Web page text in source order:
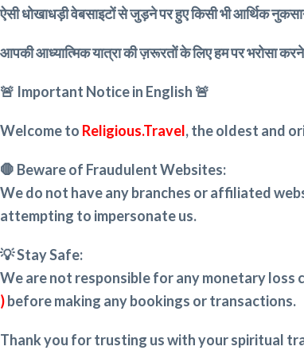
ऐसी धोखाधड़ी वेबसाइटों से जुड़ने पर हुए किसी भी आर्थिक
आपकी आध्यात्मिक यात्रा की ज़रूरतों के लिए हम पर भरोसा
🚨 Important Notice in English 🚨
Welcome to Religious.Travel, the oldest and
🛑 Beware of Fraudulent Websites:
We do not have any branches or affiliated
attempting to impersonate us.
💡 Stay Safe:
We are not responsible for any monetary loss
)before making any bookings or transactions.
Thank you for trusting us with your spiritual